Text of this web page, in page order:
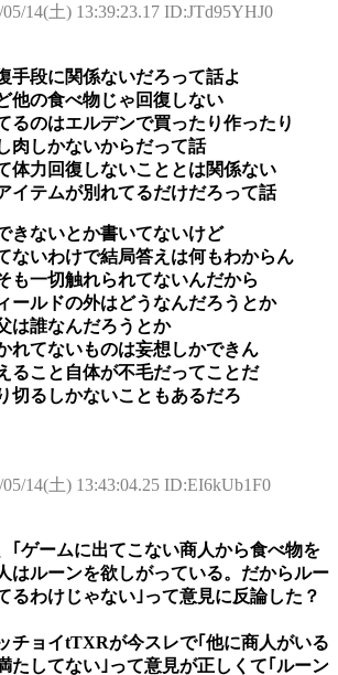
05/14(土) 13:39:23.17 ID:JTd95YHJ0
手段に関係ないだろって話よ
他の食べ物じゃ回復しない
るのはエルデンで買ったり作ったり
肉しかないからだって話
体力回復しないこととは関係ない
イテムが別れてるだけだろって話
きないとか書いてないけど
ないわけで結局答えは何もわからん
も一切触れられてないんだから
ールドの外はどうなんだろうとか
は誰なんだろうとか
れてないものは妄想しかできん
ること自体が不毛だってことだ
切るしかないこともあるだろ
05/14(土) 13:43:04.25 ID:EI6kUb1F0
｢ゲームに出てこない商人から食べ物を
はルーンを欲しがっている。だからルー
るわけじゃない｣って意見に反論した？
チョイtTXRが今スレで｢他に商人がいる
たしてない｣って意見が正しくて｢ルーン